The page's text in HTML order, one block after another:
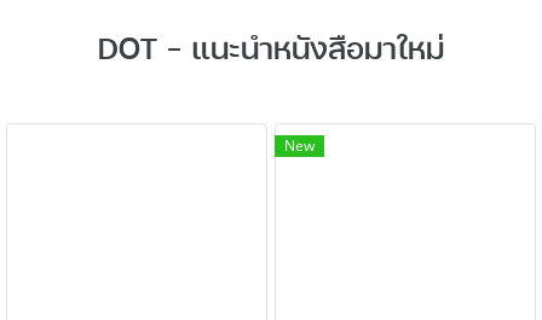
DOT - แนะนำหนังสือมาใหม่
New